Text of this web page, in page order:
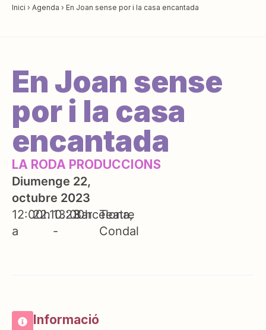
Inici › Agenda › En Joan sense por i la casa encantada
En Joan sense
por i la casa
encantada
LA RODA PRODUCCIONS
Diumenge 22,
octubre 2023
12:00h
a
22.10.23
13:00h
-
Barcelona
Teatre
Condal
Informació